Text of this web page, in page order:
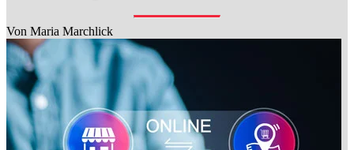
Von Maria Marchlick